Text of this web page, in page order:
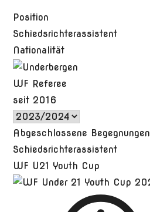
Position
Schiedsrichterassistent
Nationalität
WF Referee
seit 2016
Abgeschlossene Begegnungen
Schiedsrichterassistent
WF U21 Youth Cup